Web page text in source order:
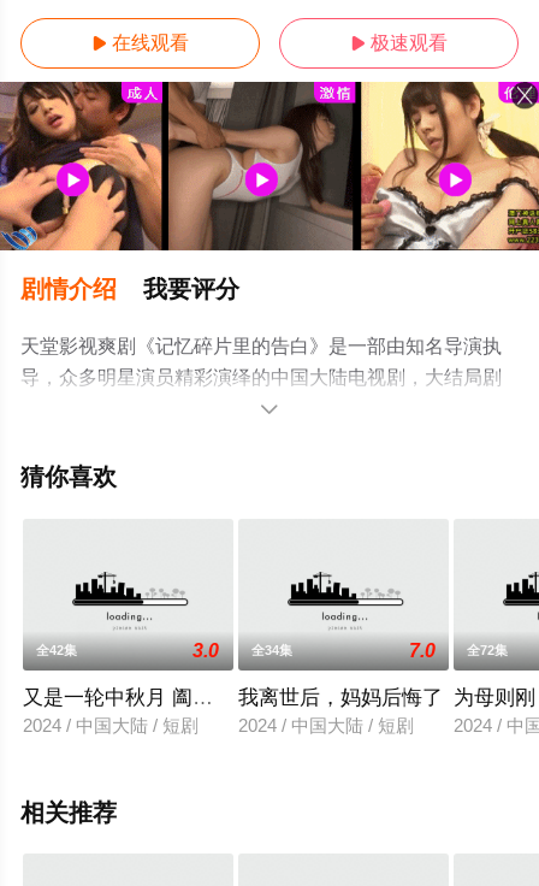
 在线观看  极速观看
剧情介绍 我要评分
天堂影视爽剧《记忆碎片里的告白》是一部由知名导演执
导，众多明星演员精彩演绎的中国大陆电视剧，大结局剧
情已揭晓（全33集），手机免费观看高清无删减完整版电
视剧、电视猫或剧情网等平台了解。

猜你喜欢
全42集 3.0
又是一轮中秋月 阖家团圆一场梦
2024 / 中国大陆 / 短剧
全34集 7.0
我离世后，妈妈后悔了
2024 / 中国大陆 / 短剧
全72集
为母则
2024 / 中
相关推荐